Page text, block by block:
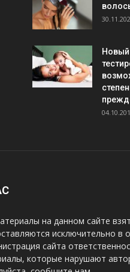
на данном сайте
исключительно в
сайта
которые нарушают